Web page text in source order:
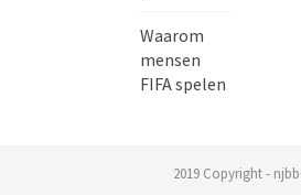
Waarom
mensen
FIFA spelen